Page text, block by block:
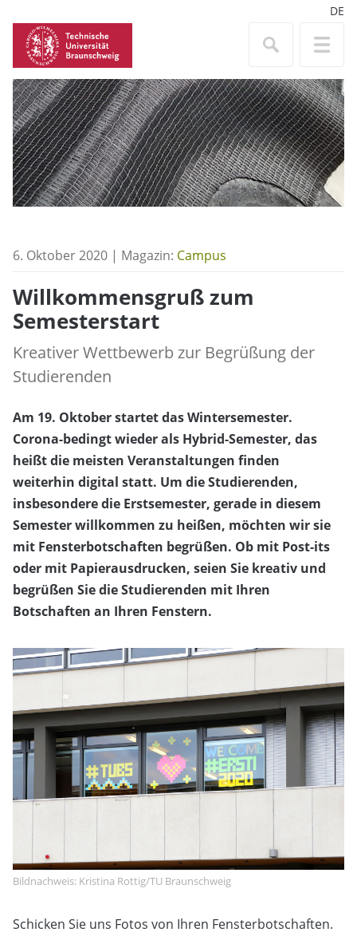
DE
6. Oktober 2020 | Magazin: Campus
Willkommensgruß zum
Semesterstart
Kreativer Wettbewerb zur Begrüßung der
Studierenden
Am 19. Oktober startet das Wintersemester.
Corona-bedingt wieder als Hybrid-Semester, das
heißt die meisten Veranstaltungen finden
weiterhin digital statt. Um die Studierenden,
insbesondere die Erstsemester, gerade in diesem
Semester willkommen zu heißen, möchten wir sie
mit Fensterbotschaften begrüßen. Ob mit Post-its
oder mit Papierausdrucken, seien Sie kreativ und
begrüßen Sie die Studierenden mit Ihren
Botschaften an Ihren Fenstern.
Bildnachweis: Kristina Rottig/TU Braunschweig
Schicken Sie uns Fotos von Ihren Fensterbotschaften.